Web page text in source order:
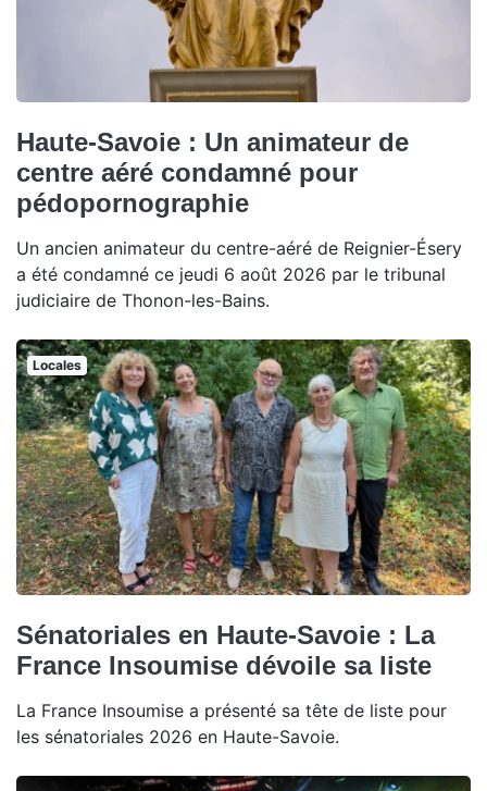
Haute-Savoie : Un animateur de
centre aéré condamné pour
pédopornographie
Un ancien animateur du centre-aéré de Reignier-Ésery
a été condamné ce jeudi 6 août 2026 par le tribunal
judiciaire de Thonon-les-Bains.
Locales
Sénatoriales en Haute-Savoie : La
France Insoumise dévoile sa liste
La France Insoumise a présenté sa tête de liste pour
les sénatoriales 2026 en Haute-Savoie.